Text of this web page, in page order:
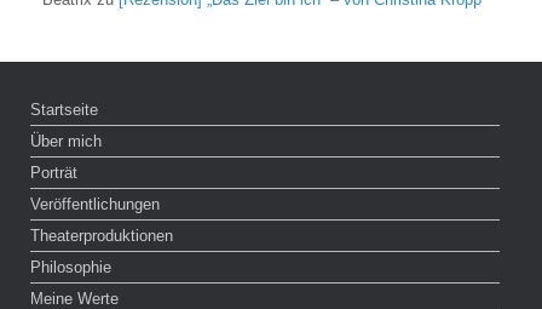
Startseite
Über mich
Porträt
Veröffentlichungen
Theaterproduktionen
Philosophie
Meine Werte